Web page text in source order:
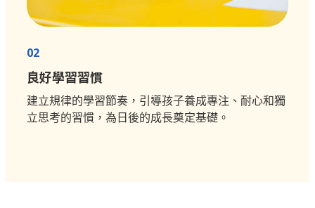
02
良好學習習慣
建立規律的學習節奏，引導孩子養成專注、耐心和獨
立思考的習慣，為日後的成長奠定基礎。